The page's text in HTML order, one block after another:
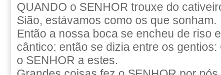
QUANDO o SENHOR trouxe do
Sião, estávamos como os que sonham.
Então a nossa boca se encheu de riso
cântico; então se dizia entre os
o SENHOR a estes.